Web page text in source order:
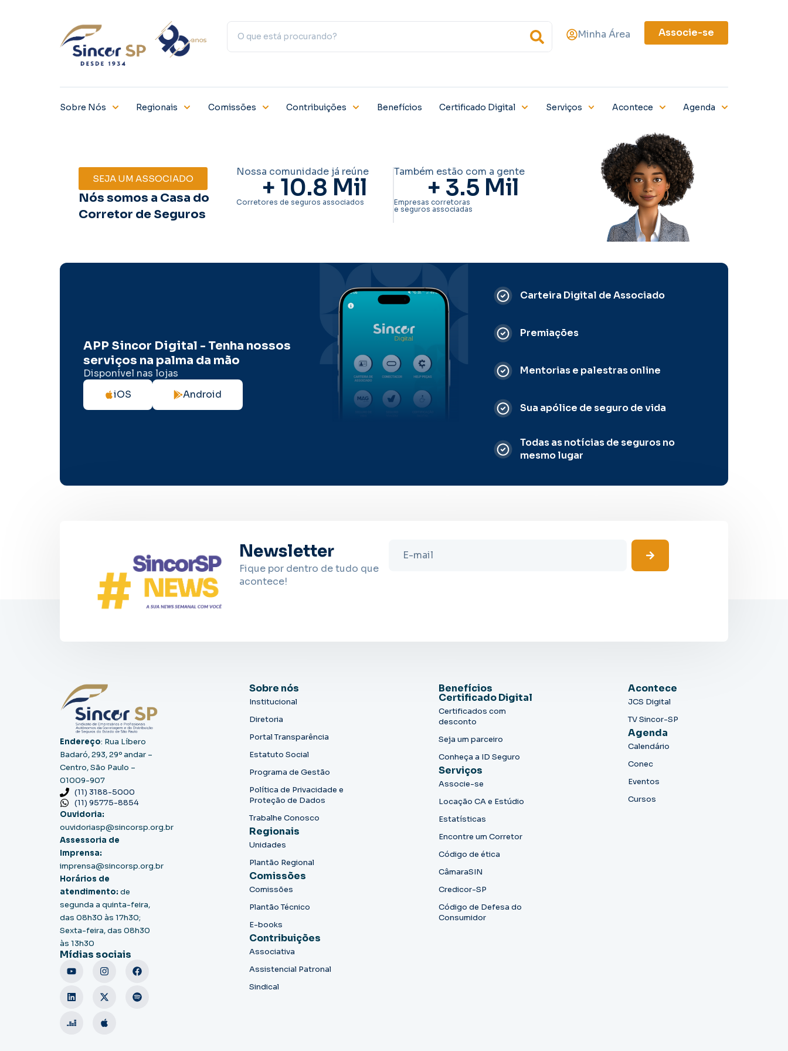
Minha Área Associe-se
Sobre Nós Regionais Comissões Contribuições Benefícios Certificado Digital Serviços Acontece Agenda
SEJA UM ASSOCIADO
Nós somos a Casa do
Corretor de Seguros
Nossa comunidade já reúne
+ 10.8 Mil
Corretores de seguros associados
Também estão com a gente
+ 3.5 Mil
Empresas corretoras
e seguros associadas
APP Sincor Digital - Tenha nossos
serviços na palma da mão
Disponível nas lojas
iOS
Android
Carteira Digital de Associado
Premiações
Mentorias e palestras online
Sua apólice de seguro de vida
Todas as notícias de seguros no
mesmo lugar
Newsletter
Fique por dentro de tudo que
acontece!
Endereço: Rua Líbero
Badaró, 293, 29º andar –
Centro, São Paulo –
01009-907
(11) 3188-5000
(11) 95775-8854
Ouvidoria:
ouvidoriasp@sincorsp.org.br
Assessoria de
Imprensa:
imprensa@sincorsp.org.br
Horários de
atendimento: de
segunda a quinta-feira,
das 08h30 às 17h30;
Sexta-feira, das 08h30
às 13h30
Mídias sociais
Sobre nós
Institucional
Diretoria
Portal Transparência
Estatuto Social
Programa de Gestão
Política de Privacidade e
Proteção de Dados
Trabalhe Conosco
Regionais
Unidades
Plantão Regional
Comissões
Comissões
Plantão Técnico
E-books
Contribuições
Associativa
Assistencial Patronal
Sindical
Benefícios
Certificado Digital
Certificados com
desconto
Seja um parceiro
Conheça a ID Seguro
Serviços
Associe-se
Locação CA e Estúdio
Estatísticas
Encontre um Corretor
Código de ética
CâmaraSIN
Credicor-SP
Código de Defesa do
Consumidor
Acontece
JCS Digital
TV Sincor-SP
Agenda
Calendário
Conec
Eventos
Cursos